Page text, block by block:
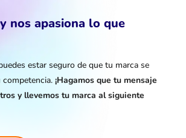
nos apasiona lo que
estar seguro de que tu marca se
¡Hagamos que tu mensaje
y llevemos tu marca al siguiente